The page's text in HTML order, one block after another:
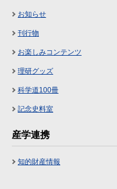
お知らせ
刊行物
お楽しみコンテンツ
理研グッズ
科学道100冊
記念史料室
産学連携
知的財産情報